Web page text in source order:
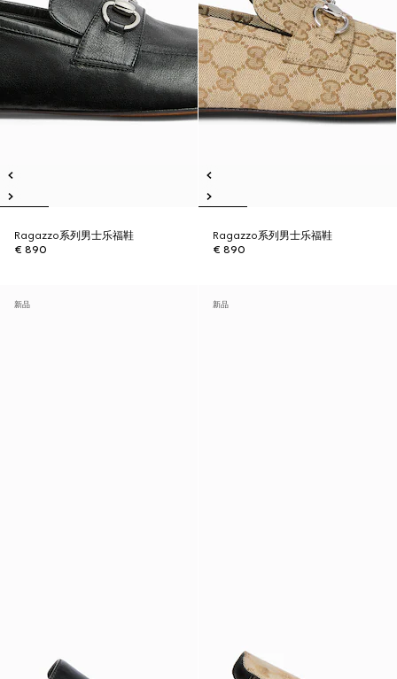
Ragazzo系列男士乐福鞋
€ 890
Ragazzo系列男士乐福鞋
€ 890
新品 新品